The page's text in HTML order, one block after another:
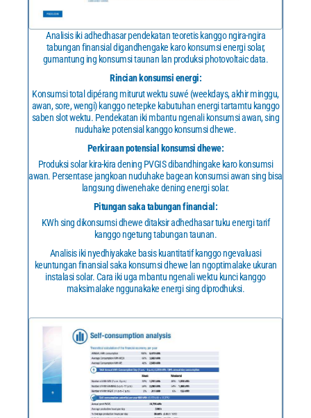
Analisis iki adhedhasar pendekatan teoretis kanggo ngira-ngira
tabungan finansial digandhengake karo konsumsi energi solar,
gumantung ing konsumsi taunan lan produksi photovoltaic data.
Rincian konsumsi energi:
Konsumsi total dipérang miturut wektu suwé (weekdays, akhir minggu,
awan, sore, wengi) kanggo netepke kabutuhan energi tartamtu kanggo
saben slot wektu. Pendekatan iki mbantu ngenali konsumsi awan, sing
nuduhake potensial kanggo konsumsi dhewe.
Perkiraan potensial konsumsi dhewe:
Produksi solar kira-kira dening PVGIS dibandhingake karo konsumsi
awan. Persentase jangkoan nuduhake bagean konsumsi awan sing bisa
langsung diwenehake dening energi solar.
Pitungan saka tabungan financial:
KWh sing dikonsumsi dhewe ditaksir adhedhasar tuku energi tarif
kanggo ngetung tabungan taunan.
Analisis iki nyedhiyakake basis kuantitatif kanggo ngevaluasi
keuntungan finansial saka konsumsi dhewe lan ngoptimalake ukuran
instalasi solar. Cara iki uga mbantu ngenali wektu kunci kanggo
maksimalake nggunakake energi sing diprodhuksi.